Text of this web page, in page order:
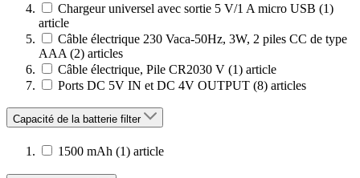
Chargeur universel avec sortie 5 V/1 A micro USB (1)
article
Câble électrique 230 Vaca-50Hz, 3W, 2 piles CC de type
AAA (2) articles
Câble électrique, Pile CR2030 V (1) article
Ports DC 5V IN et DC 4V OUTPUT (8) articles
Capacité de la batterie filter
1500 mAh (1) article